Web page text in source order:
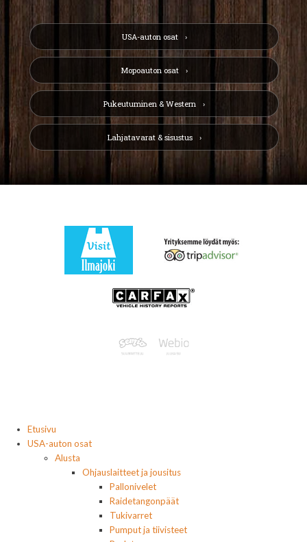
USA-auton osat
Mopoauton osat
Pukeutuminen & Western
Lahjatavarat & sisustus
Etusivu
USA-auton osat
Alusta
Ohjauslaitteet ja jousitus
Pallonivelet
Raidetangonpäät
Tukivarret
Pumput ja tiivisteet